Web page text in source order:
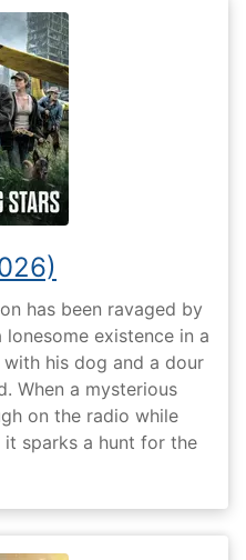
has been ravaged by
existence in a
his dog and a dour
When a mysterious
on the radio while
it sparks a hunt for the